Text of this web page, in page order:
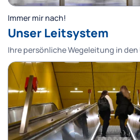
Immer mir nach!
Unser Leitsystem
Ihre persönliche Wegeleitung in